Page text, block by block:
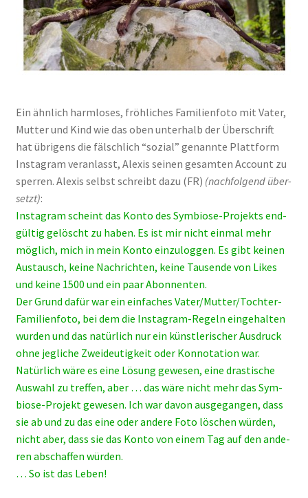
Ein ähn­lich harm­lo­ses, fröh­li­ches Fami­li­en­fo­to mit Vater,
Mut­ter und Kind wie das oben unter­halb der Über­schrift
hat übri­gens die fälsch­lich “sozi­al” genann­te Platt­form
Insta­gram ver­an­lasst, Alexis sei­nen gesam­ten Account zu
sper­ren. Alexis selbst schreibt dazu (FR) (nach­fol­gend über­
setzt):
Insta­gram scheint das Kon­to des Sym­bio­se-Pro­jekts end­
gül­tig gelöscht zu haben. Es ist mir nicht ein­mal mehr
mög­lich, mich in mein Kon­to ein­zu­log­gen. Es gibt kei­nen
Aus­tausch, kei­ne Nach­rich­ten, kei­ne Tau­sen­de von Likes
und kei­ne 1500 und ein paar Abon­nen­ten.
Der Grund dafür war ein ein­fa­ches Vater/­Mut­ter/­Toch­ter-
Fami­li­en­fo­to, bei dem die Insta­gram-Regeln ein­ge­hal­ten
wur­den und das natür­lich nur ein künst­le­ri­scher Aus­druck
ohne jeg­li­che Zwei­deu­tig­keit oder Kon­no­ta­ti­on war.
Natür­lich wäre es eine Lösung gewe­sen, eine dras­ti­sche
Aus­wahl zu tref­fen, aber … das wäre nicht mehr das Sym­
bio­se-Pro­jekt gewe­sen. Ich war davon aus­ge­gan­gen, dass
sie ab und zu das eine oder ande­re Foto löschen wür­den,
nicht aber, dass sie das Kon­to von einem Tag auf den ande­
ren abschaf­fen wür­den.
… So ist das Leben!